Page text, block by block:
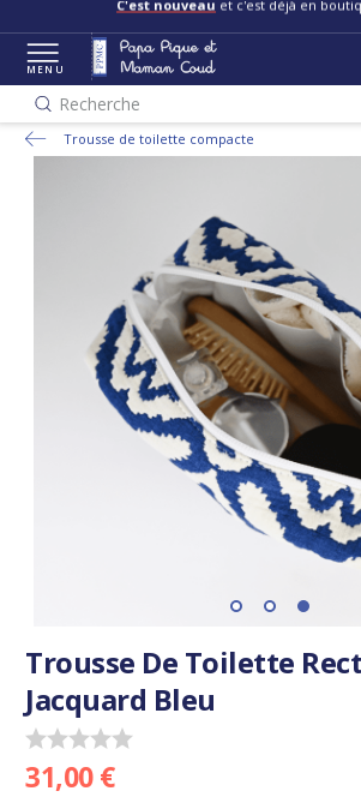
C'est nouveau et c'est déjà en
MENU
Recherche
Trousse de toilette compacte
Trousse De Toilette
Jacquard Bleu
31,00 €